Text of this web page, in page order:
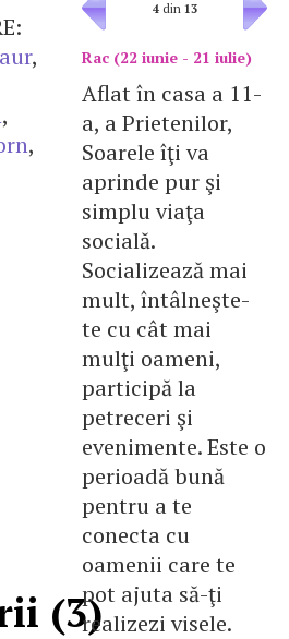
4din 13
Rac (22 iunie - 21 iulie)
Aflat în casa a 11-
a, a Prietenilor,
Soarele îţi va
aprinde pur şi
simplu viaţa
socială.
Socializează mai
mult, întâlneşte-
te cu cât mai
mulţi oameni,
participă la
petreceri şi
evenimente. Este o
perioadă bună
pentru a te
conecta cu
oamenii care te
pot ajuta să-ţi
realizezi visele.
,
,
,
(3)